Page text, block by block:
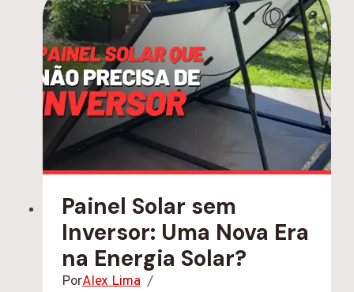
Painel Solar sem
Inversor: Uma Nova Era
na Energia Solar?
PorAlex Lima